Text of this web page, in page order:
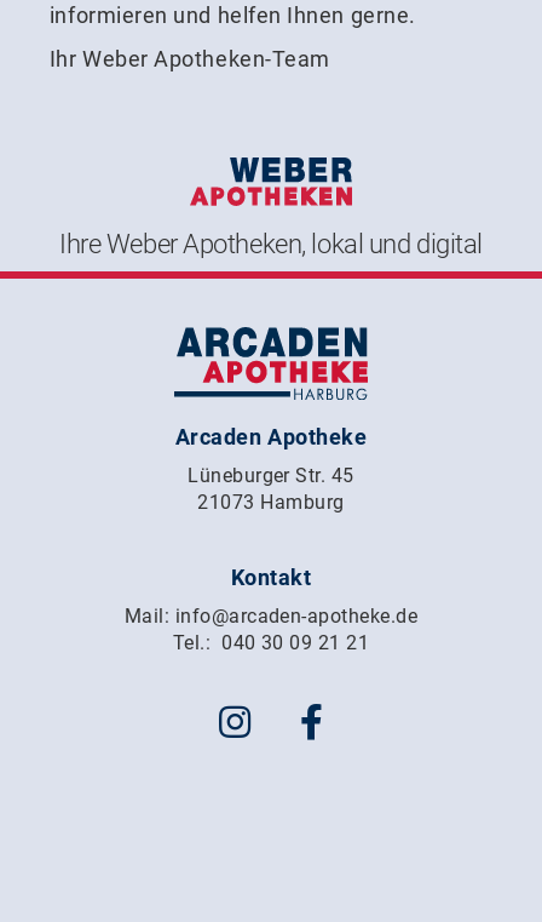
informieren und helfen Ihnen gerne.
Ihr Weber Apotheken-Team
Ihre Weber Apotheken, lokal und digital
Arcaden Apotheke
Lüneburger Str. 45
21073 Hamburg
Kontakt
Mail: info@arcaden-apotheke.de
Tel.: 040 30 09 21 21